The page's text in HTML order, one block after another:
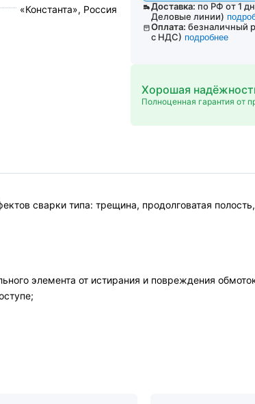
«Константа», Россия
Доставка: по РФ от 1
Деловые линии)
Оплата: безналичный
с НДС) подробнее
Хорошая
Полноценная гарантия от
сварки типа: трещина, продолговатая
элемента от истирания и повреждения